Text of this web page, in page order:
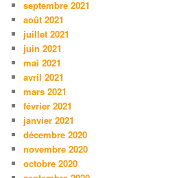
septembre 2021
août 2021
juillet 2021
juin 2021
mai 2021
avril 2021
mars 2021
février 2021
janvier 2021
décembre 2020
novembre 2020
octobre 2020